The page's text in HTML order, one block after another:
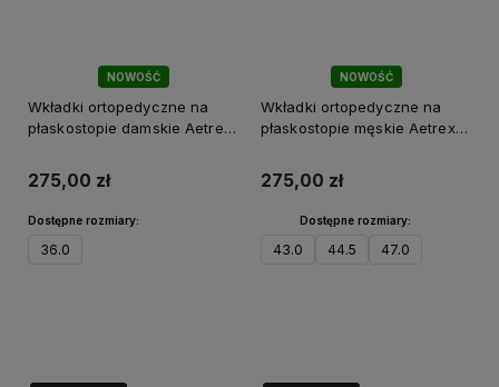
NOWOŚĆ
Wkładki ortopedyczne na
płaskostopie damskie Aetrex
275,00 zł
Dostępne rozmiary:
36.0
NOWOŚĆ
Wkładki ortopedyczne na
płaskostopie męskie Aetrex
275,00 zł
Dostępne rozmiary:
43.0 44.5 47.0